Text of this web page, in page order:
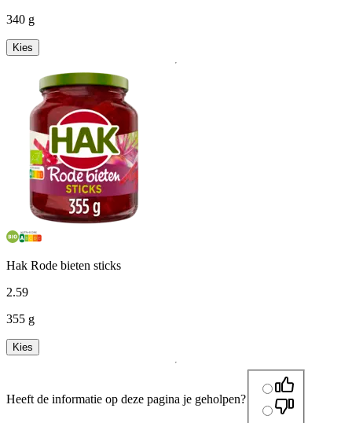
340 g
Kies
Hak Rode bieten sticks
2.59
355 g
Kies
Heeft de informatie op deze pagina je geholpen?